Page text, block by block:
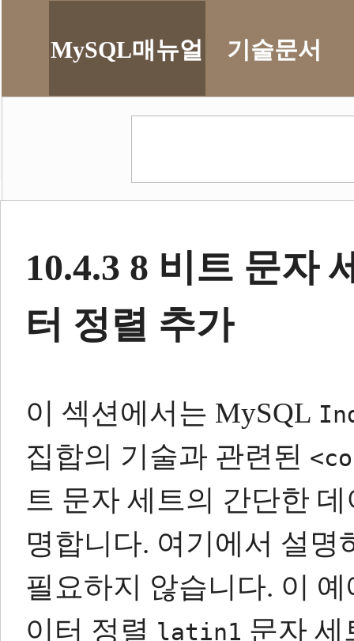
MySQL매뉴얼 기술문서
10.4.3 8 비트 문자
터 정렬 추가
이 섹션에서는 MySQL
집합의 기술과 관련된
트 문자 세트의 간단한
명합니다. 여기에서 설명
필요하지 않습니다. 이
이터 정렬 latin1 문자 세